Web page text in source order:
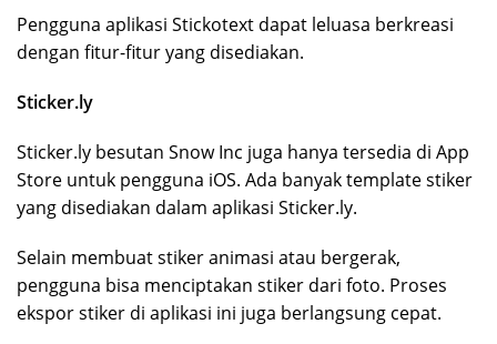
Pengguna aplikasi Stickotext dapat leluasa berkreasi
dengan fitur-fitur yang disediakan.
Sticker.ly
Sticker.ly besutan Snow Inc juga hanya tersedia di App
Store untuk pengguna iOS. Ada banyak template stiker
yang disediakan dalam aplikasi Sticker.ly.
Selain membuat stiker animasi atau bergerak,
pengguna bisa menciptakan stiker dari foto. Proses
ekspor stiker di aplikasi ini juga berlangsung cepat.